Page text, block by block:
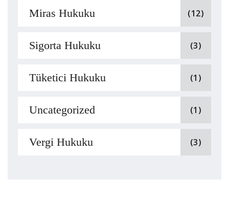
Miras Hukuku (12)
Sigorta Hukuku (3)
Tüketici Hukuku (1)
Uncategorized (1)
Vergi Hukuku (3)